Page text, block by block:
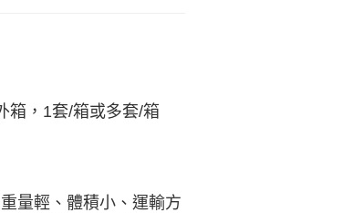
箱，1套/箱或多套/箱
量輕、體積小、運輸方